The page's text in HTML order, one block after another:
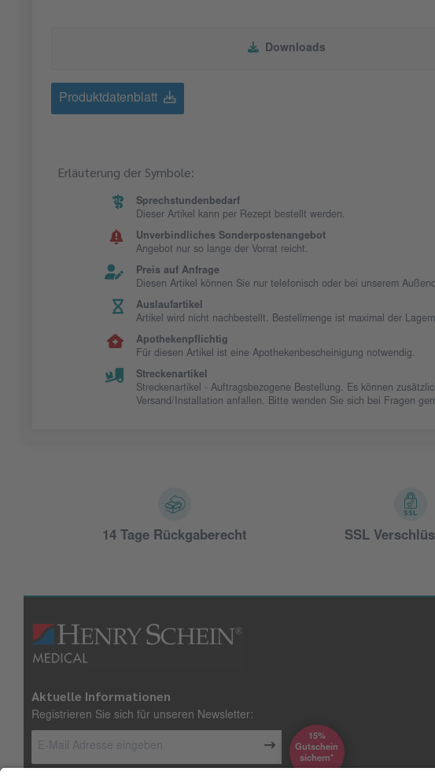
Downloads
Produktdatenblatt
Erläuterung der Symbole:
Sprechstundenbedarf
Dieser Artikel kann per Rezept bestellt werden.
Unverbindliches Sonderpostenangebot
Angebot nur so lange der Vorrat reicht.
Preis auf Anfrage
Diesen Artikel können Sie nur telefonisch oder bei unserem
Auslaufartikel
Artikel wird nicht nachbestellt. Bestellmenge ist maximal der
Apothekenpflichtig
Für diesen Artikel ist eine Apothekenbescheinigung notwendig.
Streckenartikel
Streckenartikel - Auftragsbezogene Bestellung. Es können
Versand/Installation anfallen. Bitte wenden Sie sich bei Fragen
14 Tage Rückgaberecht SSL
Aktuelle Informationen
Registrieren Sie sich für unseren Newsletter:
15%
Gutschein
*sichern